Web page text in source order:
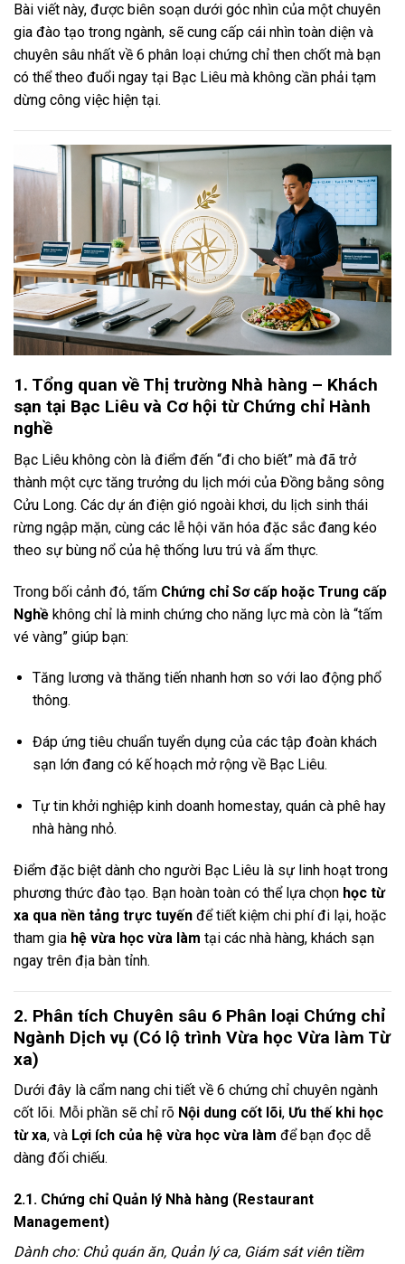
Bài viết này, được biên soạn dưới góc nhìn của một chuyên
gia đào tạo trong ngành, sẽ cung cấp cái nhìn toàn diện và
chuyên sâu nhất về 6 phân loại chứng chỉ then chốt mà bạn
có thể theo đuổi ngay tại Bạc Liêu mà không cần phải tạm
dừng công việc hiện tại.
1. Tổng quan về Thị trường Nhà hàng – Khách
sạn tại Bạc Liêu và Cơ hội từ Chứng chỉ Hành
nghề
Bạc Liêu không còn là điểm đến “đi cho biết” mà đã trở
thành một cực tăng trưởng du lịch mới của Đồng bằng sông
Cửu Long. Các dự án điện gió ngoài khơi, du lịch sinh thái
rừng ngập mặn, cùng các lễ hội văn hóa đặc sắc đang kéo
theo sự bùng nổ của hệ thống lưu trú và ẩm thực.
Trong bối cảnh đó, tấm Chứng chỉ Sơ cấp hoặc Trung cấp
Nghề không chỉ là minh chứng cho năng lực mà còn là “tấm
vé vàng” giúp bạn:
Tăng lương và thăng tiến nhanh hơn so với lao động phổ
thông.
Đáp ứng tiêu chuẩn tuyển dụng của các tập đoàn khách
sạn lớn đang có kế hoạch mở rộng về Bạc Liêu.
Tự tin khởi nghiệp kinh doanh homestay, quán cà phê hay
nhà hàng nhỏ.
Điểm đặc biệt dành cho người Bạc Liêu là sự linh hoạt trong
phương thức đào tạo. Bạn hoàn toàn có thể lựa chọn học từ
xa qua nền tảng trực tuyến để tiết kiệm chi phí đi lại, hoặc
tham gia hệ vừa học vừa làm tại các nhà hàng, khách sạn
ngay trên địa bàn tỉnh.
2. Phân tích Chuyên sâu 6 Phân loại Chứng chỉ
Ngành Dịch vụ (Có lộ trình Vừa học Vừa làm Từ
xa)
Dưới đây là cẩm nang chi tiết về 6 chứng chỉ chuyên ngành
cốt lõi. Mỗi phần sẽ chỉ rõ Nội dung cốt lõi, Ưu thế khi học
từ xa, và Lợi ích của hệ vừa học vừa làm để bạn đọc dễ
dàng đối chiếu.
2.1. Chứng chỉ Quản lý Nhà hàng (Restaurant
Management)
Dành cho: Chủ quán ăn, Quản lý ca, Giám sát viên tiềm